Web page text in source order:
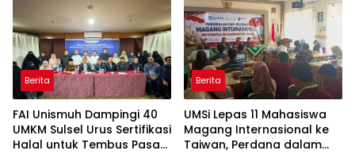
Berita
FAI Unismuh Dampingi 40
UMKM Sulsel Urus Sertifikasi
Halal untuk Tembus Pasar
Berita
UMSi Lepas 11 Mahasiswa
Magang Internasional ke
Taiwan, Perdana dalam